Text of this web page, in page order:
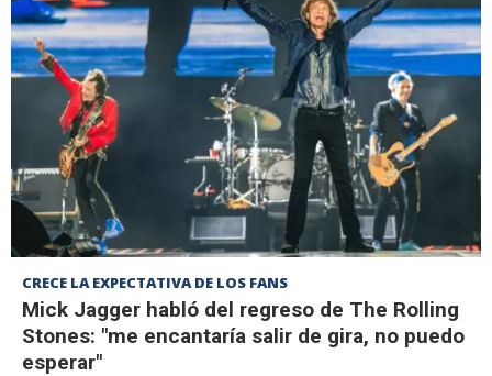
CRECE LA EXPECTATIVA DE LOS FANS
Mick Jagger habló del regreso de The Rolling
Stones: "me encantaría salir de gira, no puedo
esperar"